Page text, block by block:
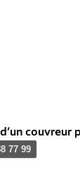
couvreur
77 99